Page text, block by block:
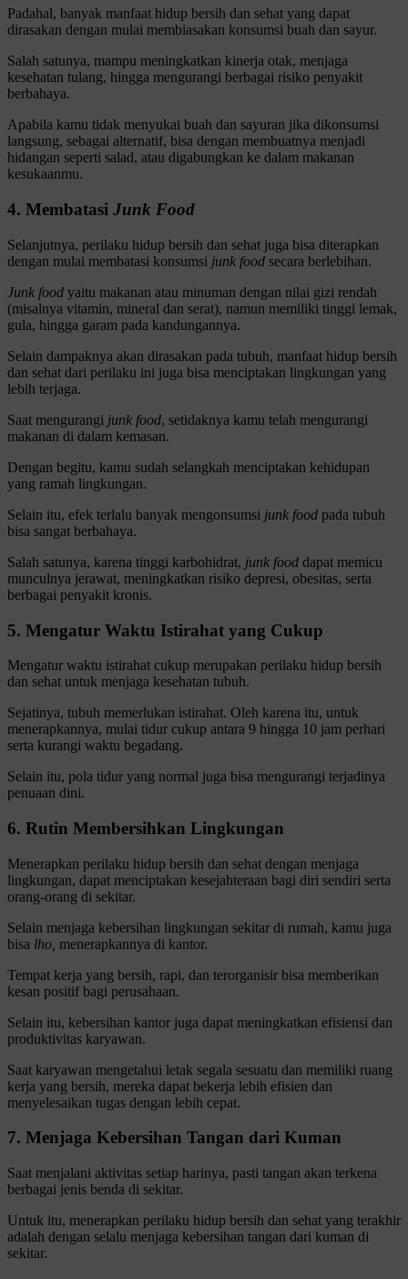
Padahal, banyak manfaat hidup bersih dan sehat yang dapat
dirasakan dengan mulai membiasakan konsumsi buah dan sayur.
Salah satunya, mampu meningkatkan kinerja otak, menjaga
kesehatan tulang, hingga mengurangi berbagai risiko penyakit
berbahaya.
Apabila kamu tidak menyukai buah dan sayuran jika dikonsumsi
langsung, sebagai alternatif, bisa dengan membuatnya menjadi
hidangan seperti salad, atau digabungkan ke dalam makanan
kesukaanmu.
4. Membatasi Junk Food
Selanjutnya, perilaku hidup bersih dan sehat juga bisa diterapkan
dengan mulai membatasi konsumsi junk food secara berlebihan.
Junk food yaitu makanan atau minuman dengan nilai gizi rendah
(misalnya vitamin, mineral dan serat), namun memiliki tinggi lemak,
gula, hingga garam pada kandungannya.
Selain dampaknya akan dirasakan pada tubuh, manfaat hidup bersih
dan sehat dari perilaku ini juga bisa menciptakan lingkungan yang
lebih terjaga.
Saat mengurangi junk food, setidaknya kamu telah mengurangi
makanan di dalam kemasan.
Dengan begitu, kamu sudah selangkah menciptakan kehidupan
yang ramah lingkungan.
Selain itu, efek terlalu banyak mengonsumsi junk food pada tubuh
bisa sangat berbahaya.
Salah satunya, karena tinggi karbohidrat, junk food dapat memicu
munculnya jerawat, meningkatkan risiko depresi, obesitas, serta
berbagai penyakit kronis.
5. Mengatur Waktu Istirahat yang Cukup
Mengatur waktu istirahat cukup merupakan perilaku hidup bersih
dan sehat untuk menjaga kesehatan tubuh.
Sejatinya, tubuh memerlukan istirahat. Oleh karena itu, untuk
menerapkannya, mulai tidur cukup antara 9 hingga 10 jam perhari
serta kurangi waktu begadang.
Selain itu, pola tidur yang normal juga bisa mengurangi terjadinya
penuaan dini.
6. Rutin Membersihkan Lingkungan
Menerapkan perilaku hidup bersih dan sehat dengan menjaga
lingkungan, dapat menciptakan kesejahteraan bagi diri sendiri serta
orang-orang di sekitar.
Selain menjaga kebersihan lingkungan sekitar di rumah, kamu juga
bisa lho, menerapkannya di kantor.
Tempat kerja yang bersih, rapi, dan terorganisir bisa memberikan
kesan positif bagi perusahaan.
Selain itu, kebersihan kantor juga dapat meningkatkan efisiensi dan
produktivitas karyawan.
Saat karyawan mengetahui letak segala sesuatu dan memiliki ruang
kerja yang bersih, mereka dapat bekerja lebih efisien dan
menyelesaikan tugas dengan lebih cepat.
7. Menjaga Kebersihan Tangan dari Kuman
Saat menjalani aktivitas setiap harinya, pasti tangan akan terkena
berbagai jenis benda di sekitar.
Untuk itu, menerapkan perilaku hidup bersih dan sehat yang terakhir
adalah dengan selalu menjaga kebersihan tangan dari kuman di
sekitar.